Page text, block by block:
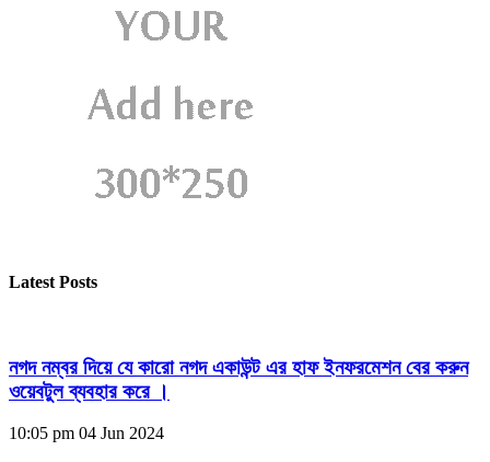
Latest Posts
নগদ নম্বর দিয়ে যে কারো নগদ একাউন্ট এর হাফ ইনফরমেশন বের করুন
ওয়েবটুল ব্যবহার করে ।
10:05 pm 04 Jun 2024